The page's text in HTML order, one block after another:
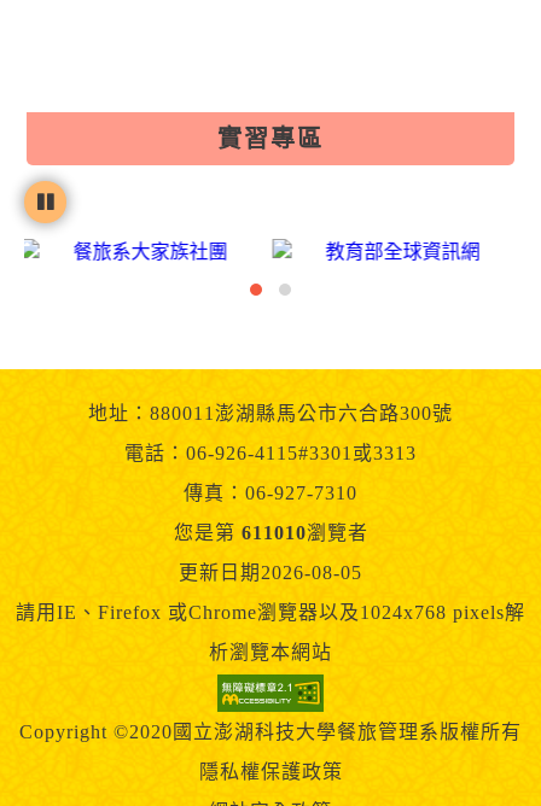
實習專區
實習專區
地址：880011澎湖縣馬公市六合路300號
電話：06-926-4115#3301或3313
傳真：06-927-7310
您是第 611010瀏覽者
更新日期2026-08-05
請用IE、Firefox 或Chrome瀏覽器以及1024x768 pixels解
析瀏覽本網站
Copyright ©2020國立澎湖科技大學餐旅管理系版權所有
隱私權保護政策